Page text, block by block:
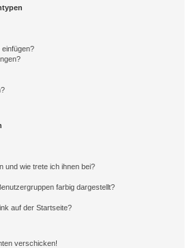
einfügen?
und wie trete ich ihnen bei?
farbig dargestellt?
auf der Startseite?
verschicken!